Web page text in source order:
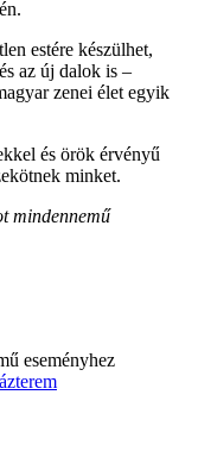
estére készülhet,
az új dalok is –
zenei élet egyik
és örök érvényű
minket.
mindennemű